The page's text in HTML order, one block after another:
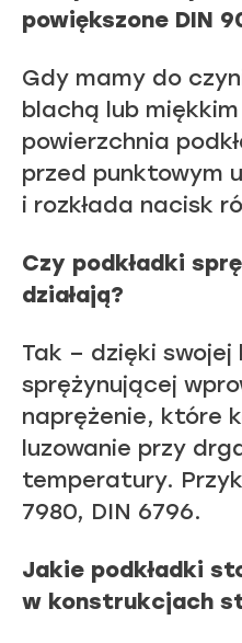
powiększone DIN
Gdy mamy do
blachą lub
powierzchnia
przed punktowym
i rozkłada nacisk
Czy podkładki
działają?
Tak – dzięki
sprężynującej
naprężenie, które
luzowanie przy
temperatury.
7980, DIN 6796.
Jakie podkładki
w konstrukcjach